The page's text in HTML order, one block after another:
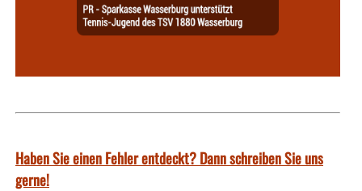
Haben Sie einen Fehler entdeckt? Dann schreiben Sie uns
gerne!